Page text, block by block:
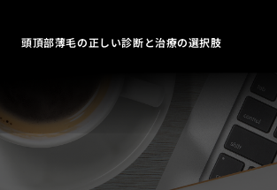
頭頂部薄毛の正しい診断と治療の選択肢